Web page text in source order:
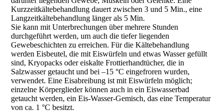
Kurzzeitkältebehandlung dauert zwischen 3 und 5 Min., eine
Langzeitkältebehandlung länger als 5 Min.
Sie kann mit Unterbrechungen über mehrere Stunden
durchgeführt werden, um auch die tiefer liegenden
Gewebeschichten zu erreichen. Für die Kältebehandlung
werden Eisbeutel, die mit Eiswürfeln und etwas Wasser gefüllt
sind, Kryopacks oder eiskalte Frottierhandtücher, die in
Salzwasser getaucht und bei –15 °C eingefroren wurden,
verwendet. Eine Eisabreibung ist mit Eiswürfeln möglich;
einzelne Körperglieder können auch in ein Eiswasserbad
getaucht werden, ein Eis-Wasser-Gemisch, das eine Temperatur
von ca. 1 °C besitzt.